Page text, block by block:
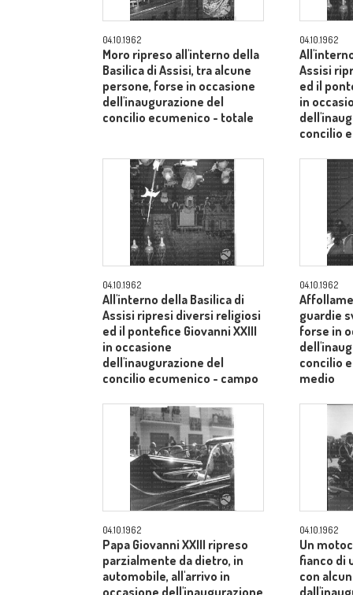
04.10.1962
Moro ripreso all'interno della
Basilica di Assisi, tra alcune
persone, forse in occasione
dell'inaugurazione del
concilio ecumenico - totale
04.10.1962
Assisi
ed il
in
concilio
04.10.1962
All'interno della Basilica di
Assisi ripresi diversi religiosi
ed il pontefice Giovanni XXIII
in occasione
dell'inaugurazione del
concilio ecumenico - campo
04.10.1962
guardie
forse in
concilio
medio
04.10.1962
Papa Giovanni XXIII ripreso
parzialmente da dietro, in
automobile, all'arrivo in
occasione dell'inaugurazione
04.10.1962
Un
fianco di
con